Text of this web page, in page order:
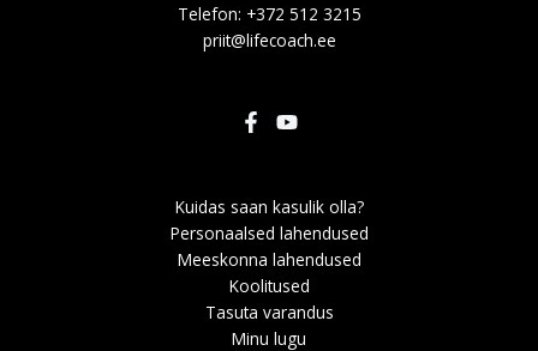
Telefon: +372 512 3215
priit@lifecoach.ee
Kuidas saan kasulik olla?
Personaalsed lahendused
Meeskonna lahendused
Koolitused
Tasuta varandus
Minu lugu